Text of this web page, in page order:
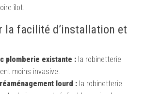
îlot.
la facilité d’installation et
plomberie existante : la robinetterie
moins invasive.
lourd : la robinetterie